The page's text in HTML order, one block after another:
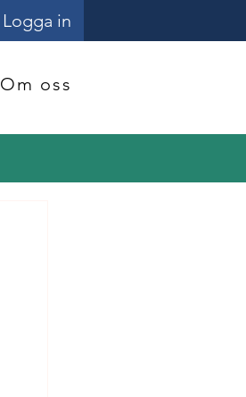
Logga in
Om oss